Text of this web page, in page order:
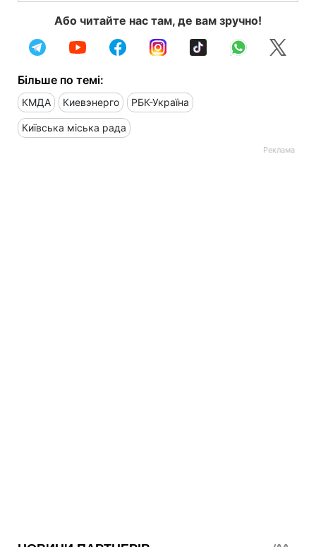
Або читайте нас там, де вам зручно!
Більше по темі:
КМДА Киевэнерго РБК-Україна
Київська міська рада